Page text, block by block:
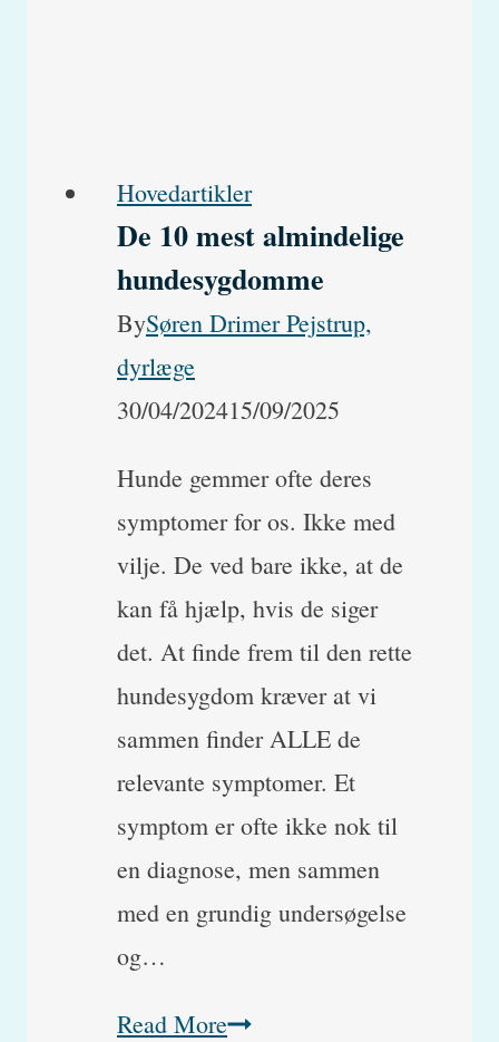
Hovedartikler
De 10 mest almindelige
hundesygdomme
BySøren Drimer Pejstrup,
dyrlæge
30/04/202415/09/2025
Hunde gemmer ofte deres
symptomer for os. Ikke med
vilje. De ved bare ikke, at de
kan få hjælp, hvis de siger
det. At finde frem til den rette
hundesygdom kræver at vi
sammen finder ALLE de
relevante symptomer. Et
symptom er ofte ikke nok til
en diagnose, men sammen
med en grundig undersøgelse
og…
Read MoreDe